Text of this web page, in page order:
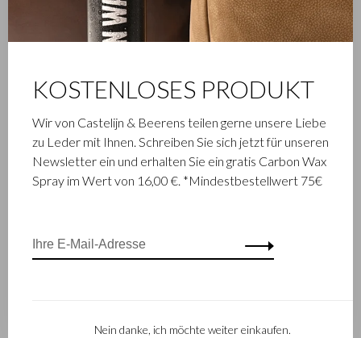
Sortieren nach:
Zeige 1 - 3 von 3
Castelijn & Beerens
Castelijn & Beerens
Informationen
Unsere Geschichte 80 Jahre
C&B Giftcard
Geschäftliche Möglichkeiten
Finde einen Händler
Aktionen
Dealerlogin
KOSTENLOSES PRODUKT
Wir von Castelijn & Beerens teilen gerne unsere Liebe
zu Leder mit Ihnen. Schreiben Sie sich jetzt für unseren
Newsletter ein und erhalten Sie ein gratis Carbon Wax
Spray im Wert von 16,00 €. *Mindestbestellwert 75€
Nein danke, ich möchte weiter einkaufen.